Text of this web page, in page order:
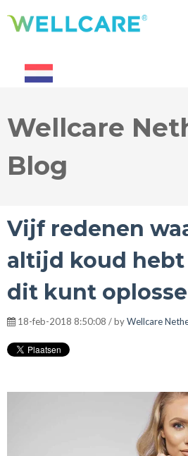
Wellcare
Blog
Vijf redenen
altijd koud hebt
dit kunt
18-feb-2018 8:50:08 / byWellcare